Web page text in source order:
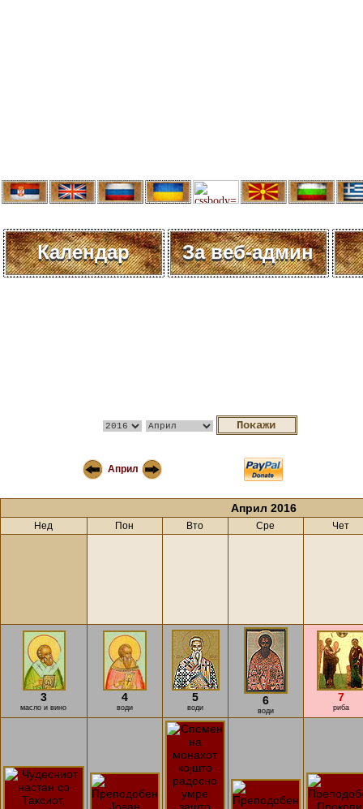
Календар За веб-админ
Април
Април 2016
Нед Пон Вто Сре Чет
3
масло и вино
4
води
5
води
6
води
7
риба